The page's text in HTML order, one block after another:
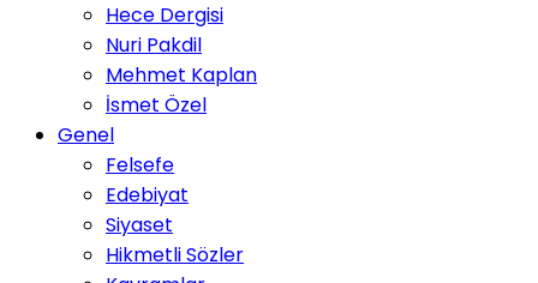
Hece Dergisi
Nuri Pakdil
Mehmet Kaplan
İsmet Özel
Genel
Felsefe
Edebiyat
Siyaset
Hikmetli Sözler